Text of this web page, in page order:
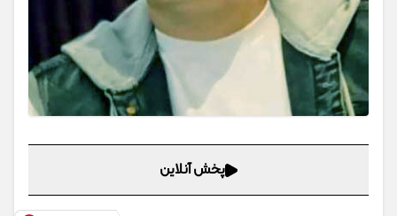
پخش آنلاین